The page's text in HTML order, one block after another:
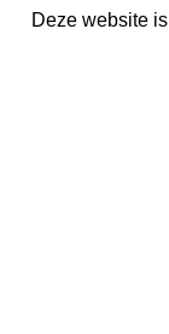
Deze website